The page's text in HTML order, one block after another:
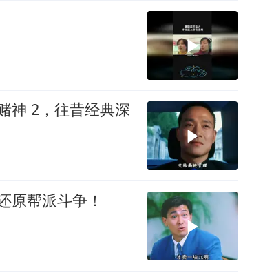
神 2，往昔经典深
原帮派斗争！